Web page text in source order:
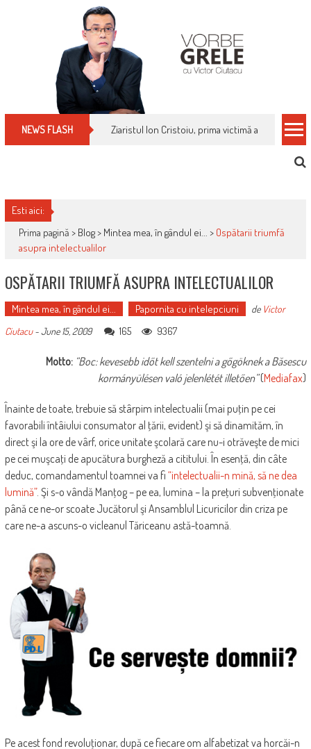
NEWS FLASH Cum îți schimbi, rapid, gratuit și eficient,
Esti aici:
Prima pagină > Blog> Mintea mea, în gândul ei... > Ospătarii triumfă
asupra intelectualilor
OSPĂTARII TRIUMFĂ ASUPRA INTELECTUALILOR
Mintea mea, în gândul ei... Papornita cu intelepciuni de Victor
Ciutacu-June 15, 2009 165 9367
Motto: “Boc: kevesebb időt kell szentelni a gőgöknek a Băsescu
kormányülésen való jelenlétét illetően”(Mediafax)
Înainte de toate, trebuie să stârpim intelectualii (mai puţin pe cei
favorabili întâiului consumator al ţării, evident) şi să dinamităm, în
direct şi la ore de vârf, orice unitate şcolară care nu-i otrăveşte de mici
pe cei muşcaţi de apucătura burgheză a cititului. În esenţă, din câte
deduc, comandamentul toamnei va fi “intelectualii-n mină, să ne dea
lumină”. Şi s-o vândă Manţog – pe ea, lumina – la preţuri subvenţionate
până ce ne-or scoate Jucătorul şi Ansamblul Licuricilor din criza pe
care ne-a ascuns-o vicleanul Tăriceanu astă-toamnă.
Pe acest fond revoluţionar, după ce fiecare om alfabetizat va horcăi-n